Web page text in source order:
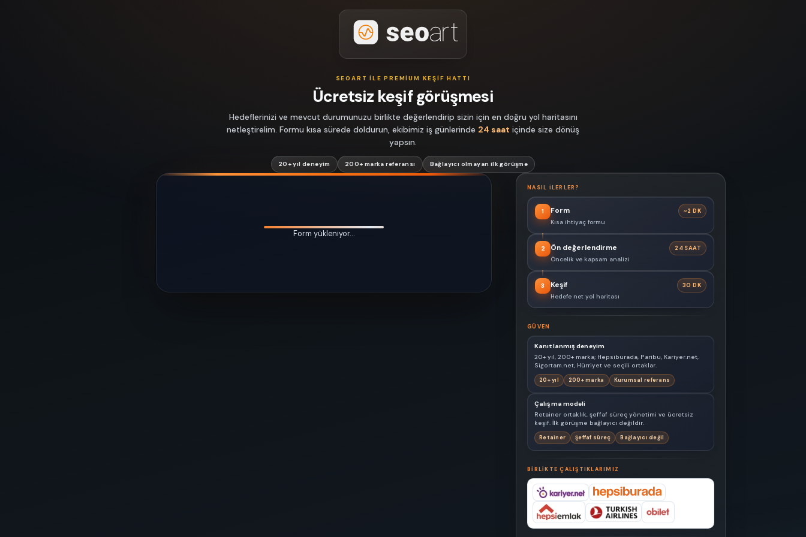
SEOART ILE PREMIUM KEŞIF HATTI
Ücretsiz keşif görüşmesi
Hedeflerinizi ve mevcut durumunuzu birlikte değerlendirip sizin için en doğru yol haritasını
netleştirelim. Formu kısa sürede doldurun, ekibimiz iş günlerinde 24 saat içinde size dönüş
yapsın.
20+ yıl deneyim 200+ marka referansı Bağlayıcı olmayan ilk görüşme
Form yükleniyor…
NASIL ILERLER?
1 Form ~2 DK
Kısa ihtiyaç formu
2 Ön değerlendirme 24 SAAT
Öncelik ve kapsam analizi
3 Keşif 30 DK
Hedefe net yol haritası
GÜVEN
Kanıtlanmış deneyim
20+ yıl, 200+ marka; Hepsiburada, Paribu, Kariyer.net,
Sigortam.net, Hürriyet ve seçili ortaklar.
20+ yıl 200+ marka Kurumsal referans
Çalışma modeli
Retainer ortaklık, şeffaf süreç yönetimi ve ücretsiz
keşif. İlk görüşme bağlayıcı değildir.
Retainer Şeffaf süreç Bağlayıcı değil
BIRLIKTE ÇALIŞTIKLARIMIZ